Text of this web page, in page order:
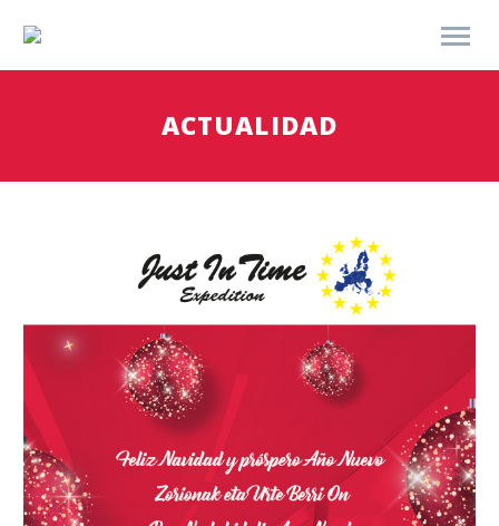
ACTUALIDAD